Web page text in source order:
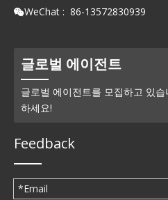
WeChat : 86-13572830939
글로벌 에이전트
글로벌 에이전트를 모집하고 있
하세요!
Feedback